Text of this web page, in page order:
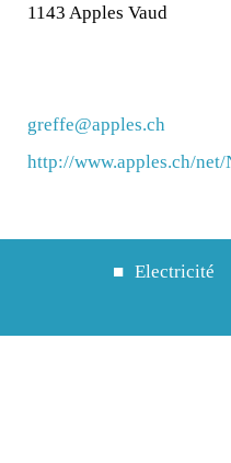
1143 Apples Vaud
greffe@apples.ch
http://www.apples.ch/
Electricité